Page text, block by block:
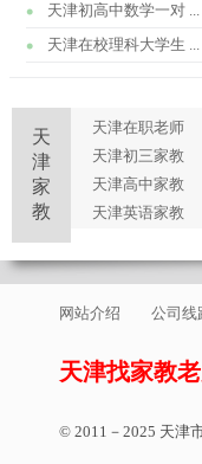
天津初高中数学一对 ...
天津在校理科大学生 ...
天
津
家
教
天津在职老师
天津初三家教
天津高中家教
天津英语家教
网站介绍 公司线
天津找家教
© 2011－2025 天津